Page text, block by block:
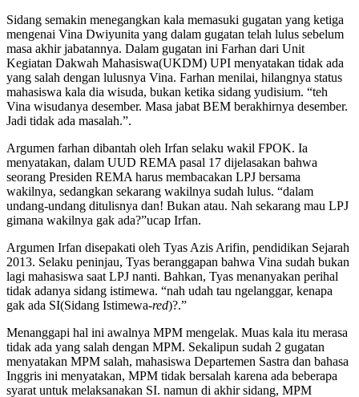
Sidang semakin menegangkan kala memasuki gugatan yang ketiga
mengenai Vina Dwiyunita yang dalam gugatan telah lulus sebelum
masa akhir jabatannya. Dalam gugatan ini Farhan dari Unit
Kegiatan Dakwah Mahasiswa(UKDM) UPI menyatakan tidak ada
yang salah dengan lulusnya Vina. Farhan menilai, hilangnya status
mahasiswa kala dia wisuda, bukan ketika sidang yudisium. “teh
Vina wisudanya desember. Masa jabat BEM berakhirnya desember.
Jadi tidak ada masalah.”.
Argumen farhan dibantah oleh Irfan selaku wakil FPOK. Ia
menyatakan, dalam UUD REMA pasal 17 dijelasakan bahwa
seorang Presiden REMA harus membacakan LPJ bersama
wakilnya, sedangkan sekarang wakilnya sudah lulus. “dalam
undang-undang ditulisnya dan! Bukan atau. Nah sekarang mau LPJ
gimana wakilnya gak ada?”ucap Irfan.
Argumen Irfan disepakati oleh Tyas Azis Arifin, pendidikan Sejarah
2013. Selaku peninjau, Tyas beranggapan bahwa Vina sudah bukan
lagi mahasiswa saat LPJ nanti. Bahkan, Tyas menanyakan perihal
tidak adanya sidang istimewa. “nah udah tau ngelanggar, kenapa
gak ada SI(Sidang Istimewa-red)?.”
Menanggapi hal ini awalnya MPM mengelak. Muas kala itu merasa
tidak ada yang salah dengan MPM. Sekalipun sudah 2 gugatan
menyatakan MPM salah, mahasiswa Departemen Sastra dan bahasa
Inggris ini menyatakan, MPM tidak bersalah karena ada beberapa
syarat untuk melaksanakan SI. namun di akhir sidang, MPM